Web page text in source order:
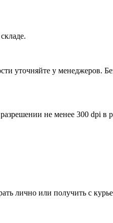
уточняйте у менеджеров.
не менее 300 dpi в
лично или получить с